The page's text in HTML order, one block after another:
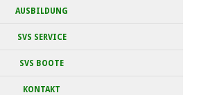
AUSBILDUNG
SVS SERVICE
SVS BOOTE
KONTAKT